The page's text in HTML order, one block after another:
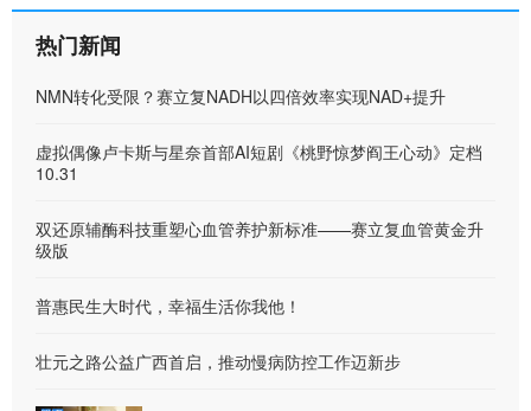
热门新闻
NMN转化受限？赛立复NADH以四倍效率实现NAD+提升
虚拟偶像卢卡斯与星奈首部AI短剧《桃野惊梦阎王心动》定档
10.31
双还原辅酶科技重塑心血管养护新标准——赛立复血管黄金升
级版
普惠民生大时代，幸福生活你我他！
壮元之路公益广西首启，推动慢病防控工作迈新步